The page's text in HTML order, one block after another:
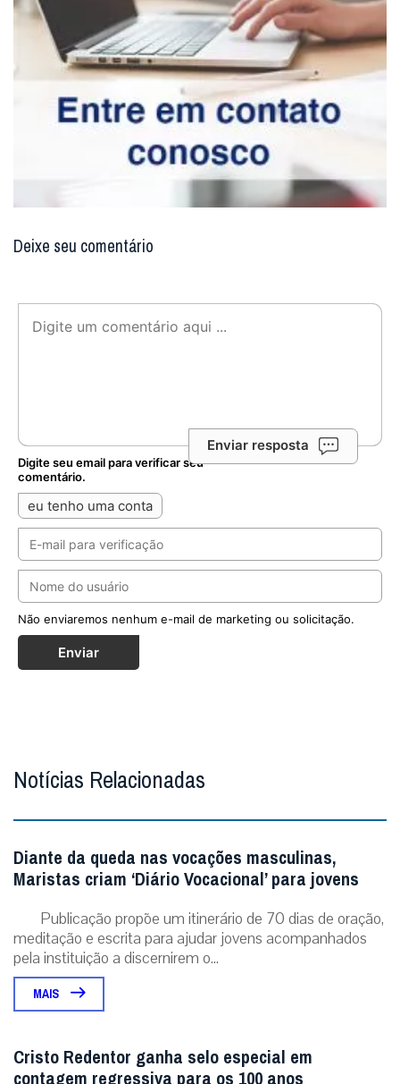
Deixe seu comentário
Enviar resposta
Digite seu email para verificar seu
comentário.
eu tenho uma conta
Não enviaremos nenhum e-mail de marketing ou solicitação.
Enviar
Notícias Relacionadas
Diante da queda nas vocações masculinas,
Maristas criam ‘Diário Vocacional’ para jovens
Publicação propõe um itinerário de 70 dias de oração,
meditação e escrita para ajudar jovens acompanhados
pela instituição a discernirem o...
MAIS
Cristo Redentor ganha selo especial em